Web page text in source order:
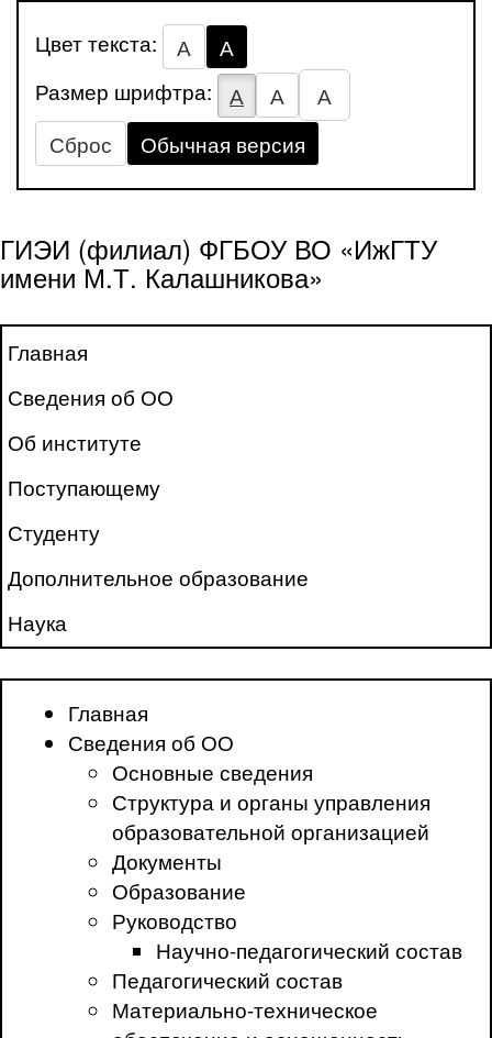
Цвет текста: А
А
Размер шрифтра:
А А
А
Сброс
Обычная версия
ГИЭИ (филиал) ФГБОУ ВО «ИжГТУ
имени М.Т. Калашникова»
Главная
Сведения об ОО
Об институте
Поступающему
Студенту
Дополнительное образование
Наука
Главная
Сведения об ОО
Основные сведения
Структура и органы управления
образовательной организацией
Документы
Образование
Руководство
Научно-педагогический состав
Педагогический состав
Материально-техническое